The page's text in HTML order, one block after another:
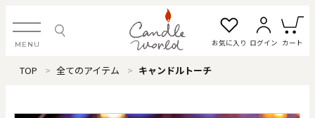
MENU お気に入り ログイン カート
ログイン・新規会員登録
TOP 全てのアイテム キャンドルトーチ